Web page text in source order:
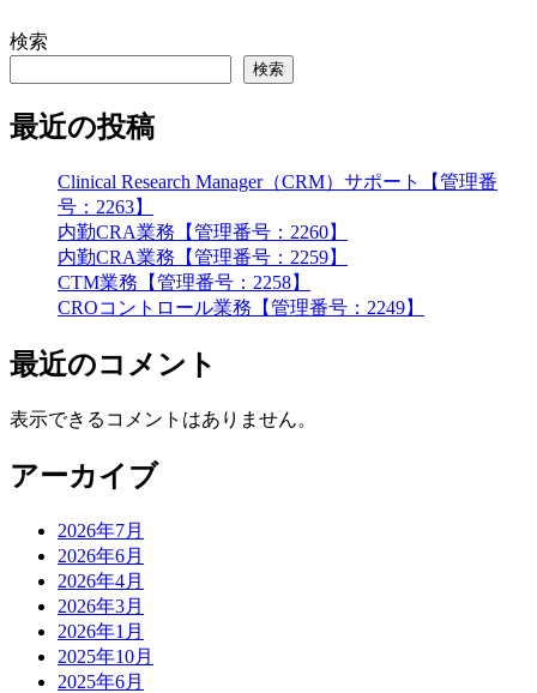
検索
検索
最近の投稿
Clinical Research Manager（CRM）サポート【管理番
号：2263】
内勤CRA業務【管理番号：2260】
内勤CRA業務【管理番号：2259】
CTM業務【管理番号：2258】
CROコントロール業務【管理番号：2249】
最近のコメント
表示できるコメントはありません。
アーカイブ
2026年7月
2026年6月
2026年4月
2026年3月
2026年1月
2025年10月
2025年6月